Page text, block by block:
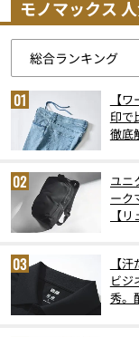
モノマックス
【
印で
徹底
ユニ
ーク
【
【
ビジ
秀。